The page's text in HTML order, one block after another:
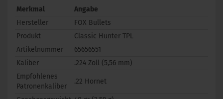
Merkmal
Angabe
Hersteller
FOX Bullets
Produkt
Classic Hunter TPL
Artikelnummer
65656551
Kaliber
.224 Zoll (5,56 mm)
Empfohlenes
Patronenkaliber
.22 Hornet